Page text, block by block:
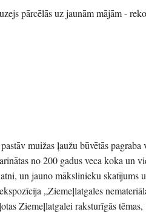
pārcēlās uz jaunām mājām -
muižas ļaužu būvētās pagraba
no 200 gadus veca koka un
un jauno mākslinieku skatījums
„Ziemeļlatgales
Ziemeļlatgalei raksturīgās tēmas,